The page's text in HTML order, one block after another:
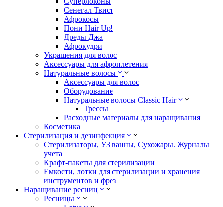
Сенегал Твист
Афрокосы
Пони Hair Up!
Дреды Джа
Афрокудри
Украшения для волос
Аксессуары для афроплетения
Натуральные волосы
Аксессуары для волос
Оборудование
Натуральные волосы Classic Hair
Трессы
Расходные материалы для наращивания
Косметика
Стерилизация и дезинфекция
Стерилизаторы, УЗ ванны, Сухожары. Журналы
учета
Крафт-пакеты для стерилизации
Емкости, лотки для стерилизации и хранения
инструментов и фрез
Наращивание ресниц
Ресницы